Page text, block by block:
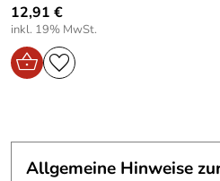
12,91 €
inkl. 19% MwSt.
Allgemeine Hinweise